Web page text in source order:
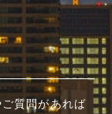
質問があれば